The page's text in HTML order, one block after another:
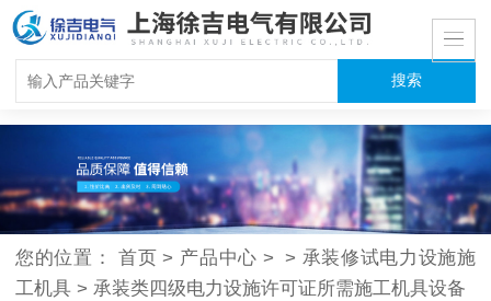
您的位置：首页 > 产品中心 > > 承装修试电力设施施
工机具 > 承装类四级电力设施许可证所需施工机具设备